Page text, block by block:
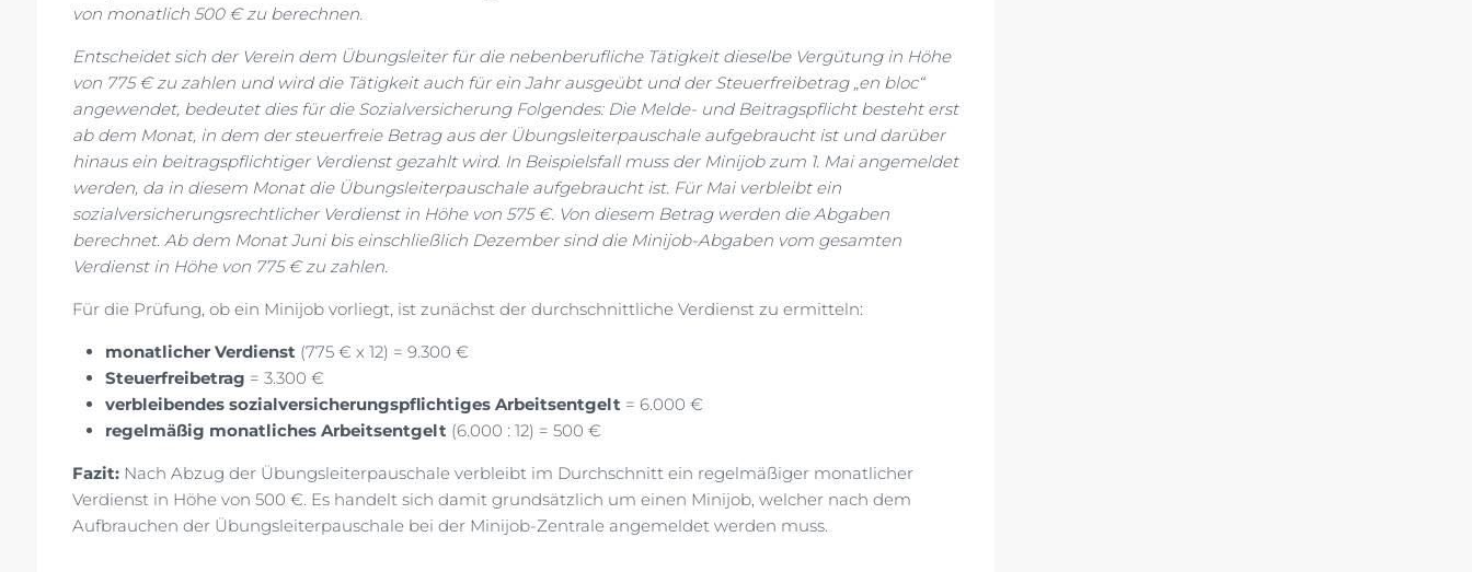
von monatlich 500 € zu berechnen.
Entscheidet sich der Verein dem Übungsleiter für die nebenberufliche Tätigkeit dieselbe Vergütung in Höhe
von 775 € zu zahlen und wird die Tätigkeit auch für ein Jahr ausgeübt und der Steuerfreibetrag „en bloc“
angewendet, bedeutet dies für die Sozialversicherung Folgendes: Die Melde- und Beitragspflicht besteht erst
ab dem Monat, in dem der steuerfreie Betrag aus der Übungsleiterpauschale aufgebraucht ist und darüber
hinaus ein beitragspflichtiger Verdienst gezahlt wird. In Beispielsfall muss der Minijob zum 1. Mai angemeldet
werden, da in diesem Monat die Übungsleiterpauschale aufgebraucht ist. Für Mai verbleibt ein
sozialversicherungsrechtlicher Verdienst in Höhe von 575 €. Von diesem Betrag werden die Abgaben
berechnet. Ab dem Monat Juni bis einschließlich Dezember sind die Minijob-Abgaben vom gesamten
Verdienst in Höhe von 775 € zu zahlen.
Für die Prüfung, ob ein Minijob vorliegt, ist zunächst der durchschnittliche Verdienst zu ermitteln:
monatlicher Verdienst (775 € x 12) = 9.300 €
Steuerfreibetrag = 3.300 €
verbleibendes sozialversicherungspflichtiges Arbeitsentgelt = 6.000 €
regelmäßig monatliches Arbeitsentgelt (6.000 : 12) = 500 €
Fazit: Nach Abzug der Übungsleiterpauschale verbleibt im Durchschnitt ein regelmäßiger monatlicher
Verdienst in Höhe von 500 €. Es handelt sich damit grundsätzlich um einen Minijob, welcher nach dem
Aufbrauchen der Übungsleiterpauschale bei der Minijob-Zentrale angemeldet werden muss.